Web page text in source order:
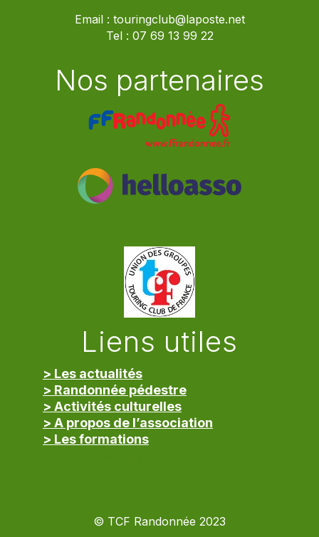
Email : touringclub@laposte.net
Tel : 07 69 13 99 22
Nos partenaires
Liens utiles
> Les actualités
> Randonnée pédestre
> Activités culturelles
> A propos de l’association
> Les formations
© TCF Randonnée 2023